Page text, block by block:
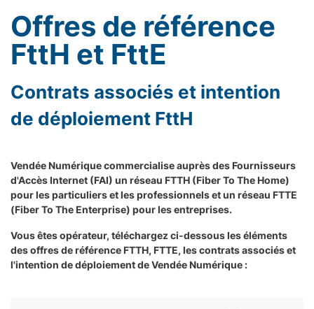
Offres de référence
FttH et FttE
Contrats associés et intention
de déploiement FttH
Vendée Numérique commercialise auprès des Fournisseurs
d'Accès Internet (FAI) un réseau FTTH (Fiber To The Home)
pour les particuliers et les professionnels et un réseau FTTE
(Fiber To The Enterprise) pour les entreprises.
Vous êtes opérateur, téléchargez ci-dessous les éléments
des offres de référence FTTH, FTTE, les contrats associés et
l'intention de déploiement de Vendée Numérique :